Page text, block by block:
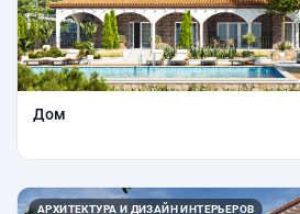
Дом
АРХИТЕКТУРА И ДИЗАЙН ИНТЕРЬЕРОВ